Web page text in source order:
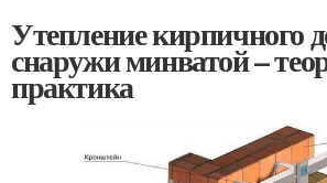
Утепление кирпичного
снаружи минватой –
практика